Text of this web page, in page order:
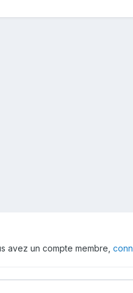
avez un compte membre,